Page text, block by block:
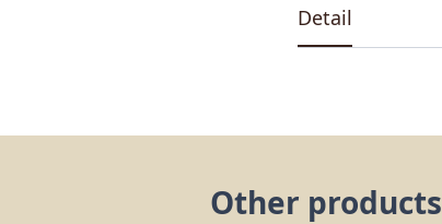
Detail
Other products